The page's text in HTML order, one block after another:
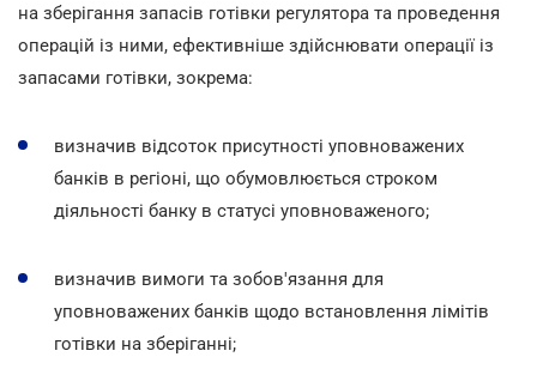
на зберігання запасів готівки регулятора та проведення
операцій із ними, ефективніше здійснювати операції із
запасами готівки, зокрема:
визначив відсоток присутності уповноважених
банків в регіоні, що обумовлюється строком
діяльності банку в статусі уповноваженого;
визначив вимоги та зобов'язання для
уповноважених банків щодо встановлення лімітів
готівки на зберіганні;